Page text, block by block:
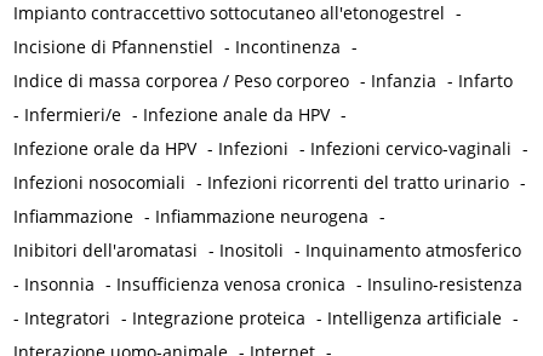
Impianto contraccettivo sottocutaneo all'etonogestrel -
Incisione di Pfannenstiel - Incontinenza -
Indice di massa corporea / Peso corporeo - Infanzia - Infarto
- Infermieri/e - Infezione anale da HPV -
Infezione orale da HPV - Infezioni - Infezioni cervico-vaginali -
Infezioni nosocomiali - Infezioni ricorrenti del tratto urinario -
Infiammazione - Infiammazione neurogena -
Inibitori dell'aromatasi - Inositoli - Inquinamento atmosferico
- Insonnia - Insufficienza venosa cronica - Insulino-resistenza
- Integratori - Integrazione proteica - Intelligenza artificiale -